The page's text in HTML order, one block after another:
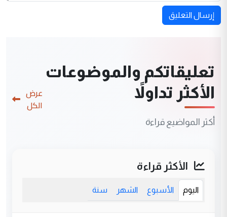
إرسال التعليق
تعليقاتكم والموضوعات
الأكثر تداولاً
أكثر المواضيع قراءة
عرض
الكل
الأكثر قراءة
اليوم الأسبوع الشهر سنة